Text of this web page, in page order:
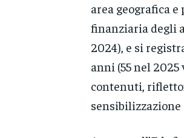
area geografica
finanziaria degli
2024), e si
anni (55 nel
contenuti,